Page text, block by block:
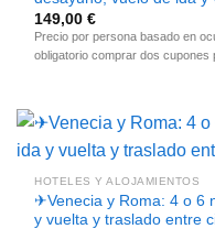
149,00€
Precio por persona basado en
obligatorio comprar dos cupones
HOTELES Y ALOJAMIENTOS
✈Venecia y Roma: 4 o 6
y vuelta y traslado entre